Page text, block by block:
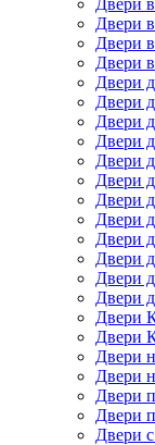
Двери
Двери
Двери
Двери
Двери
Двери
Двери
Двери
Двери
Двери
Двери
Двери
Двери
Двери
Двери
Двери
Двери
Двери
Двери
Двери
Двери
Двери
Двери